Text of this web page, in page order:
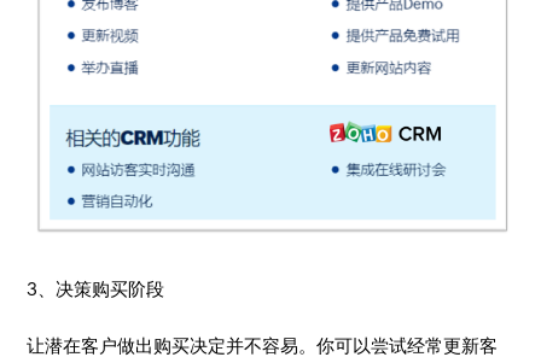
3、决策购买阶段
让潜在客户做出购买决定并不容易。你可以尝试经常更新客